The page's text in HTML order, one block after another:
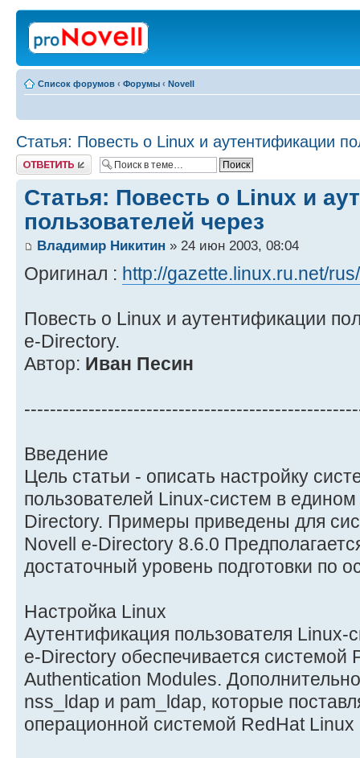
Список форумов ‹ Форумы ‹ Novell
Статья: Повесть о Linux и аутентификации
Ответить
Статья: Повесть о Linux и
пользователей через
Владимир Никитин » 24 июн 2003, 08:04
Оригинал : http://gazette.linux.ru.net/
Повесть о Linux и аутентификации
e-Directory.
Автор: Иван Песин
Введение
Цель статьи - описать настройку
пользователей Linux-систем в
Directory. Примеры приведены для
Novell e-Directory 8.6.0
достаточный уровень подготовки по
Настройка Linux
Аутентификация пользователя
e-Directory обеспечивается системой
Authentication Modules.
nss_ldap и pam_ldap, которые
операционной системой RedHat Linux